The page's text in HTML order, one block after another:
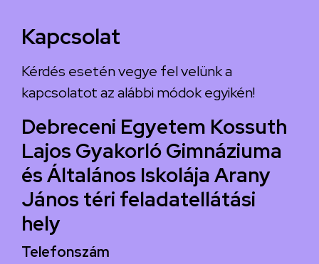
Kapcsolat
Kérdés esetén vegye fel velünk a
kapcsolatot az alábbi módok egyikén!
Debreceni Egyetem Kossuth
Lajos Gyakorló Gimnáziuma
és Általános Iskolája Arany
János téri feladatellátási
hely
Telefonszám